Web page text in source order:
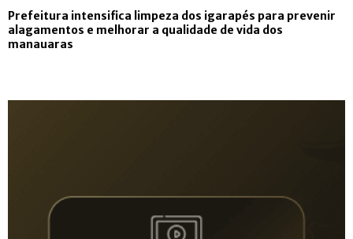
Prefeitura intensifica limpeza dos igarapés para prevenir
alagamentos e melhorar a qualidade de vida dos
manauaras